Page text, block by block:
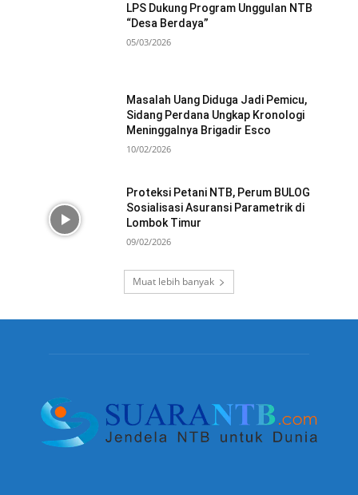
LPS Dukung Program Unggulan NTB
“Desa Berdaya”
05/03/2026
Masalah Uang Diduga Jadi Pemicu,
Sidang Perdana Ungkap Kronologi
Meninggalnya Brigadir Esco
10/02/2026
Proteksi Petani NTB, Perum BULOG
Sosialisasi Asuransi Parametrik di
Lombok Timur
09/02/2026
Muat lebih banyak